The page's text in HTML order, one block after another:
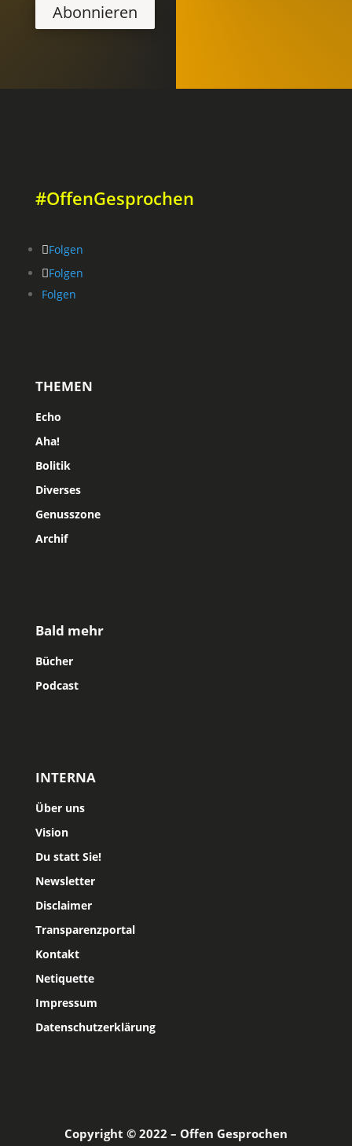
Abonnieren
#OffenGesprochen
Folgen
Folgen
Folgen
THEMEN
Echo
Aha!
Bolitik
Diverses
Genusszone
Archif
Bald mehr
Bücher
Podcast
INTERNA
Über uns
Vision
Du statt Sie!
Newsletter
Disclaimer
Transparenzportal
Kontakt
Netiquette
Impressum
Datenschutzerklärung
Copyright © 2022 – Offen Gesprochen